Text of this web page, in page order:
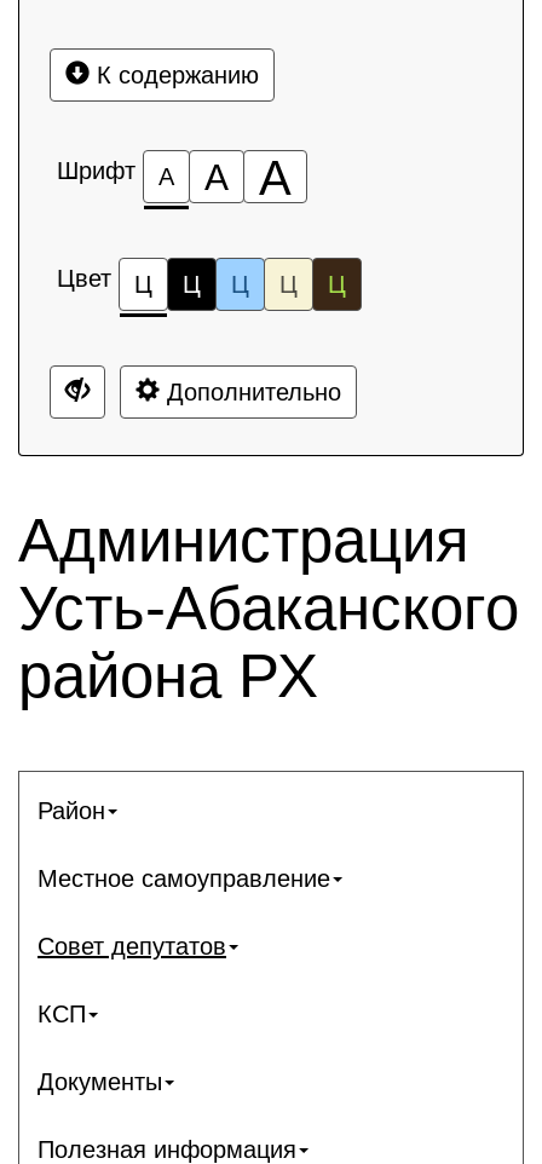
К содержанию
Шрифт А А А
Цвет Ц Ц Ц Ц Ц
Дополнительно
Администрация
Усть-Абаканского
района РХ
Район
Местное самоуправление
Совет депутатов
КСП
Документы
Полезная информация